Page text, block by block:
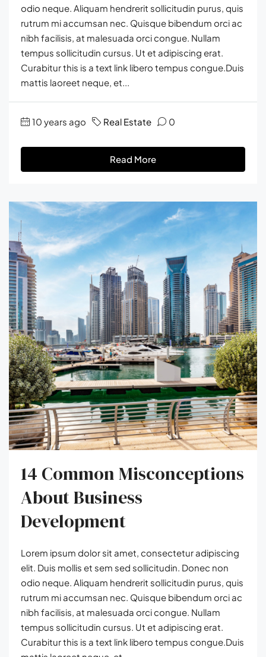
odio neque. Aliquam hendrerit sollicitudin purus, quis
rutrum mi accumsan nec. Quisque bibendum orci ac
nibh facilisis, at malesuada orci congue. Nullam
tempus sollicitudin cursus. Ut et adipiscing erat.
Curabitur this is a text link libero tempus congue.Duis
mattis laoreet neque, et...
10 years ago Real Estate 0
Read More
14 Common Misconceptions
About Business
Development
Lorem ipsum dolor sit amet, consectetur adipiscing
elit. Duis mollis et sem sed sollicitudin. Donec non
odio neque. Aliquam hendrerit sollicitudin purus, quis
rutrum mi accumsan nec. Quisque bibendum orci ac
nibh facilisis, at malesuada orci congue. Nullam
tempus sollicitudin cursus. Ut et adipiscing erat.
Curabitur this is a text link libero tempus congue.Duis